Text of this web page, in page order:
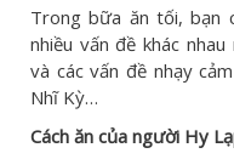
Trong bữa ăn tối, bạn
nhiều vấn đề khác
và các vấn đề nhạy
Nhĩ Kỳ…
Cách ăn của người Hy